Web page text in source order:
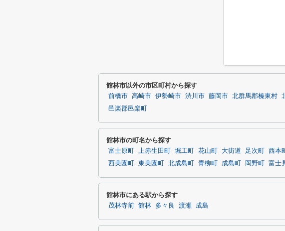
館林市以外の市区町村から探す
前橋市 高崎市 伊勢崎市 渋川市 藤岡市 北群馬郡榛東村
邑楽郡邑楽町
館林市の町名から探す
富士原町 上赤生田町 堀工町 花山町 大街道 足次町 西本町
西美園町
東美園町 北成島町 青柳町 成島町 岡野町 富士
館林市にある駅から探す
茂林寺前 館林 多々良 渡瀬 成島